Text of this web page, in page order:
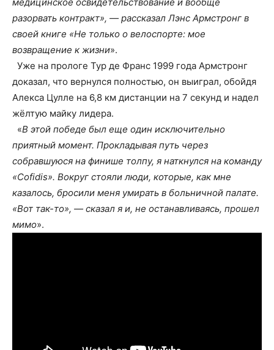
разорвать контракт», — рассказал Лэнс Армстронг в
своей книге «Не только о велоспорте: мое
возвращение к жизни».
Уже на прологе Тур де Франс 1999 года Армстронг
доказал, что вернулся полностью, он выиграл, обойдя
Алекса Цулле на 6,8 км дистанции на 7 секунд и надел
жёлтую майку лидера.
«В этой победе был еще один исключительно
приятный момент. Прокладывая путь через
собравшуюся на финише толпу, я наткнулся на команду
«Cofidis». Вокруг стояли люди, которые, как мне
казалось, бросили меня умирать в больничной палате.
«Вот так-то», — сказал я и, не останавливаясь, прошел
мимо».